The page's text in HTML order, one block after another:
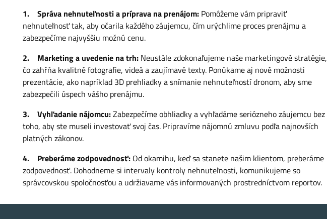
1. Správa nehnuteľnosti a príprava na prenájom: Pomôžeme vám pripraviť
nehnuteľnosť tak, aby očarila každého záujemcu, čím urýchlime proces prenájmu a
zabezpečíme najvyššiu možnú cenu.
2. Marketing a uvedenie na trh: Neustále zdokonaľujeme naše marketingové stratégie,
čo zahŕňa kvalitné fotografie, videá a zaujímavé texty. Ponúkame aj nové možnosti
prezentácie, ako napríklad 3D prehliadky a snímanie nehnuteľností dronom, aby sme
zabezpečili úspech vášho prenájmu.
3. Vyhľadanie nájomcu:Zabezpečíme obhliadky a vyhľadáme seriózneho záujemcu bez
toho, aby ste museli investovať svoj čas. Pripravíme nájomnú zmluvu podľa najnovších
platných zákonov.
4. Preberáme zodpovednosť: Od okamihu, keď sa stanete našim klientom, preberáme
zodpovednosť. Dohodneme si intervaly kontroly nehnuteľnosti, komunikujeme so
správcovskou spoločnosťou a udržiavame vás informovaných prostredníctvom reportov.